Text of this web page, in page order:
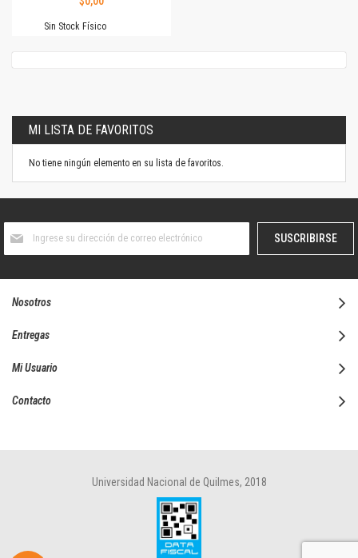
Sin Stock Físico
MI LISTA DE FAVORITOS
No tiene ningún elemento en su lista de favoritos.
boletín
SUSCRIBIRSE
Nosotros
Entregas
Mi Usuario
Contacto
Universidad Nacional de Quilmes, 2018